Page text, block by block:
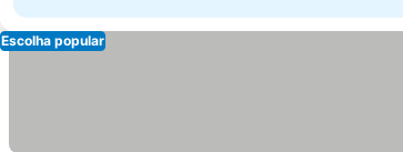
Escolha popular